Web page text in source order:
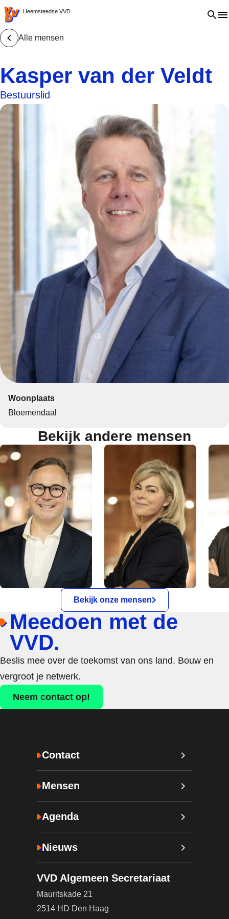
VVD.nl - Ga naar de homepage
Heemsteedse VVD Open
Alle mensen
Kasper van der Veldt
Bestuurslid
Woonplaats
Bloemendaal
Bekijk andere mensen
Bekijk onze mensen
Meedoen met de
VVD.
Beslis mee over de toekomst van ons land. Bouw en
vergroot je netwerk.
Neem contact op!
Contact
Mensen
Agenda
Nieuws
VVD Algemeen Secretariaat
Mauritskade 21
2514 HD Den Haag